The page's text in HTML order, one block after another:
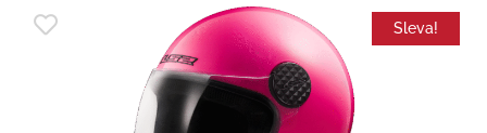
Sleva!